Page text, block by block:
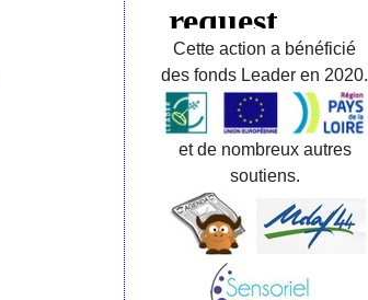
Cette action a bénéficié
des fonds Leader en 2020.
et de nombreux autres
soutiens.